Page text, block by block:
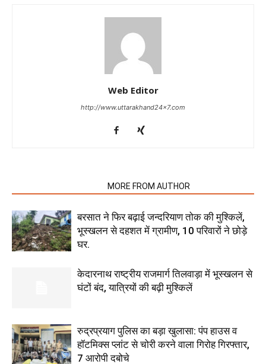
Web Editor
http://www.uttarakhand24x7.com
MORE FROM AUTHOR
बरसात ने फिर बढ़ाई जन्दरियाण तोक की मुश्किलें,
भूस्खलन से दहशत में ग्रामीण, 10 परिवारों ने छोड़े
घर.
केदारनाथ राष्ट्रीय राजमार्ग तिलवाड़ा में भूस्खलन से
घंटों बंद, यात्रियों की बढ़ी मुश्किलें
रुद्रप्रयाग पुलिस का बड़ा खुलासा: पंप हाउस व
हॉटमिक्स प्लांट से चोरी करने वाला गिरोह गिरफ्तार,
7 आरोपी दबोचे